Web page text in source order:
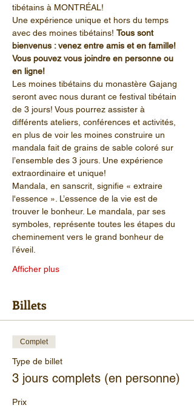
tibétains à MONTRÉAL!
Une expérience unique et hors du temps
avec des moines tibétains! Tous sont
bienvenus : venez entre amis et en famille!
Vous pouvez vous joindre en personne ou
en ligne!
Les moines tibétains du monastère Gajang
seront avec nous durant ce festival tibétain
de 3 jours! Vous pourrez assister à
différents ateliers, conférences et activités,
en plus de voir les moines construire un
mandala fait de grains de sable coloré sur
l’ensemble des 3 jours. Une expérience
extraordinaire et unique!
Mandala, en sanscrit, signifie « extraire
l'essence ». L’essence de la vie est de
trouver le bonheur. Le mandala, par ses
symboles, représente toutes les étapes du
cheminement vers le grand bonheur de
l’éveil.
Afficher plus
Billets
Complet
Type de billet
3 jours complets (en personne)
Prix